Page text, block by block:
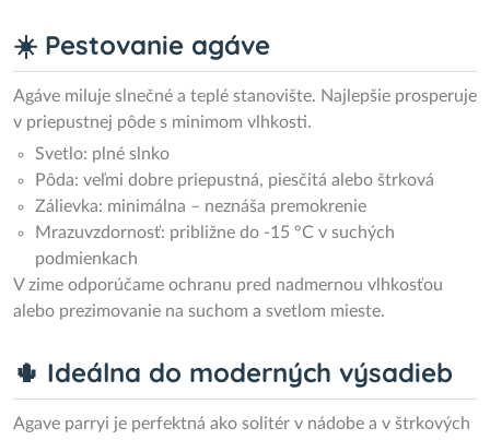
☀️ Pestovanie agáve
Agáve miluje slnečné a teplé stanovište. Najlepšie prosperuje
v priepustnej pôde s minimom vlhkosti.
Svetlo: plné slnko
Pôda: veľmi dobre priepustná, piesčitá alebo štrková
Zálievka: minimálna – neznáša premokrenie
Mrazuvzdornosť: približne do -15 °C v suchých
podmienkach
V zime odporúčame ochranu pred nadmernou vlhkosťou
alebo prezimovanie na suchom a svetlom mieste.
🌵 Ideálna do moderných výsadieb
Agave parryi je perfektná ako solitér v nádobe a v štrkových